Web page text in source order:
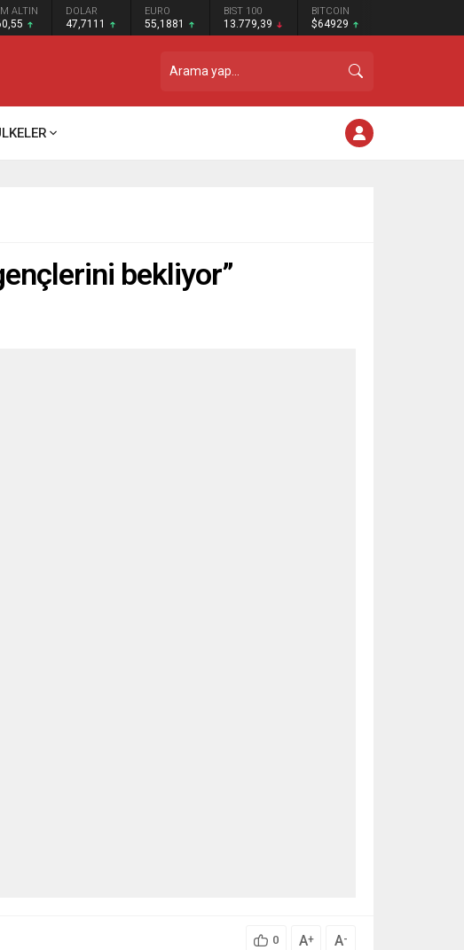
ALTIN DOLAR
47,7111
EURO
55,1881
BIST 100
13.779,39
BITCOIN
$64929
bekliyor”
0 A+ A-